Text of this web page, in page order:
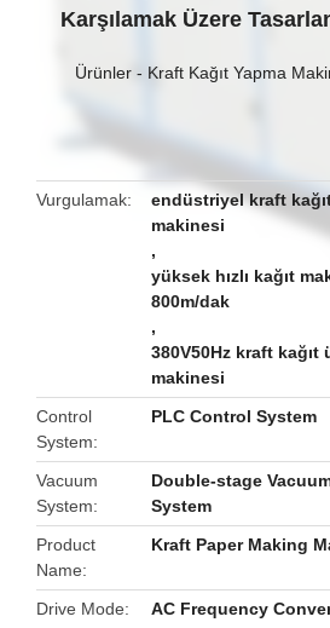
Karşılamak Üzere
Ürünler- Kraft Kağıt Yapma
Vurgulamak
endüstriyel kraft
makinesi
,
yüksek hızlı kağıt
800m/dak
,
380V50Hz kraft kağıt
makinesi
Control
System
PLC Control System
Vacuum
System
Double-stage
System
Product
Name
Kraft Paper Making
Drive Mode AC Frequency